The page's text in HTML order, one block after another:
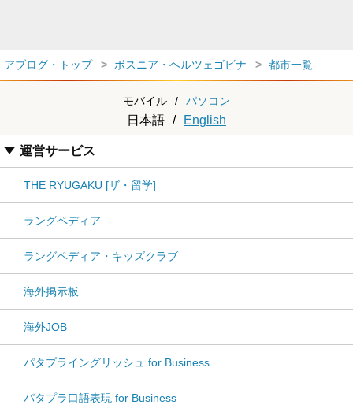
アブログ・トップ ボスニア・ヘルツェゴビナ 都市一覧
モバイル / パソコン
日本語 / English
運営サービス
THE RYUGAKU [ザ・留学]
ラングペディア
ラングペディア・キッズクラブ
海外掲示板
海外JOB
パタプライングリッシュ for Business
パタプラ口語表現 for Business